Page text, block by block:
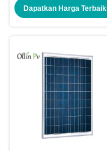
Dapatkan Harga Terbaik